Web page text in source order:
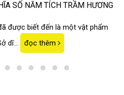
SỐ NĂM TÍCH TRẦM HƯƠNG
được biết đến là một vật phẩm
dĩ...
đọc thêm